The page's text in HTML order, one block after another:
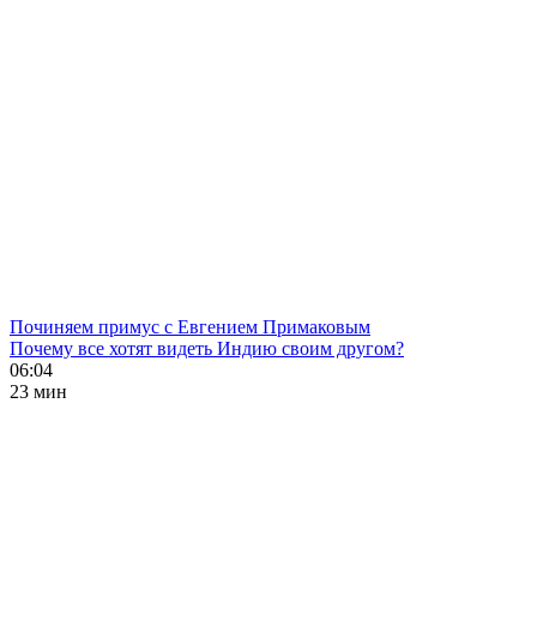
Починяем примус с Евгением Примаковым
Почему все хотят видеть Индию своим другом?
06:04
23 мин